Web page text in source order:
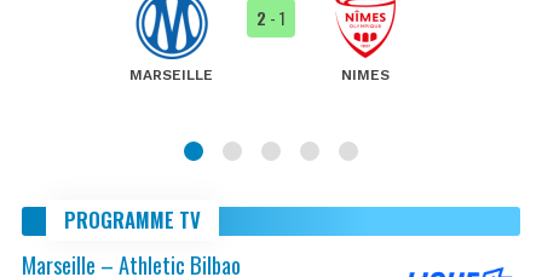
MARSEILLE
2 - 1
NIMES
PROGRAMME TV
Marseille – Athletic Bilbao